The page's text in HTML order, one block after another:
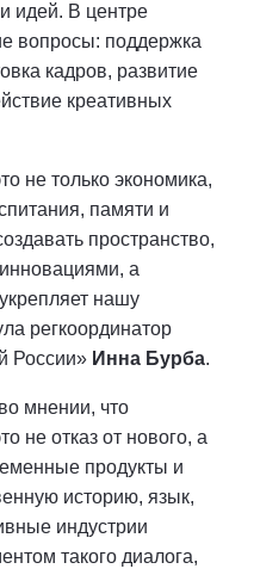
идей. В центре
вопросы: поддержка
кадров, развитие
креативных
не только экономика,
памяти и
пространство,
а
нашу
регкоординатор
России» Инна Бурба.
мнении, что
не отказ от нового, а
продукты и
историю, язык,
индустрии
такого диалога,